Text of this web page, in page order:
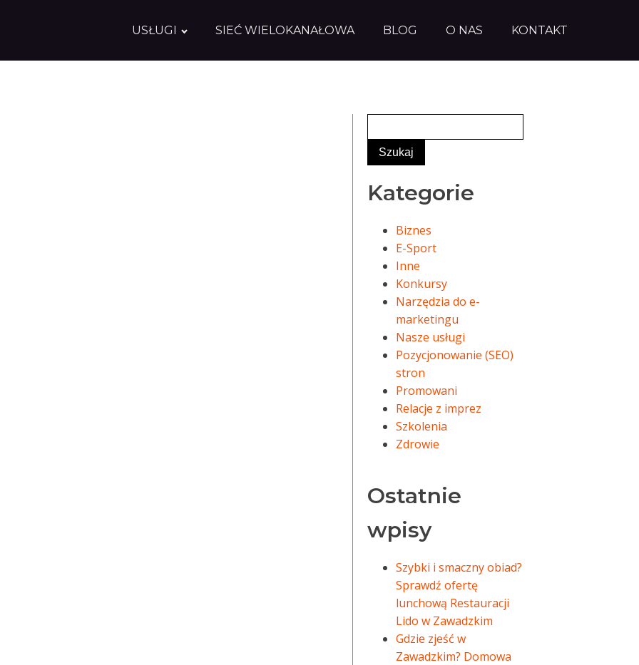
USŁUGI SIEĆ WIELOKANAŁOWA BLOG O NAS KONTAKT
Kategorie
Biznes
E-Sport
Inne
Konkursy
Narzędzia do e-
marketingu
Nasze usługi
Pozycjonowanie (SEO)
stron
Promowani
Relacje z imprez
Szkolenia
Zdrowie
Ostatnie
wpisy
Szybki i smaczny obiad?
Sprawdź ofertę
lunchową Restauracji
Lido w Zawadzkim
Gdzie zjeść w
Zawadzkim? Domowa